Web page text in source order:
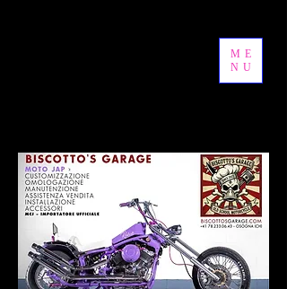
ME
NU